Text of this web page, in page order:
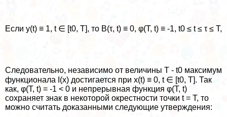
Если y(t) ≡ 1, t ∈ [t0, T], то B(τ, t) ≡ 0, φ(T, t) ≡ -1, t0 ≤ t ≤ τ ≤ T,
Следовательно, независимо от величины T - t0 максимум
функционала I(x) достигается при x(t) ≡ 0, t ∈ [t0, T]. Так
как, φ(T, t) = -1 < 0 и непрерывная функция φ(T, t)
сохраняет знак в некоторой окрестности точки t = T, то
можно считать доказанными следующие утверждения: